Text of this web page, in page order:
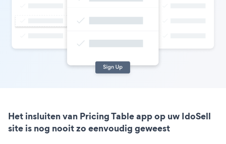
Het insluiten van Pricing Table app op uw IdoSell
site is nog nooit zo eenvoudig geweest